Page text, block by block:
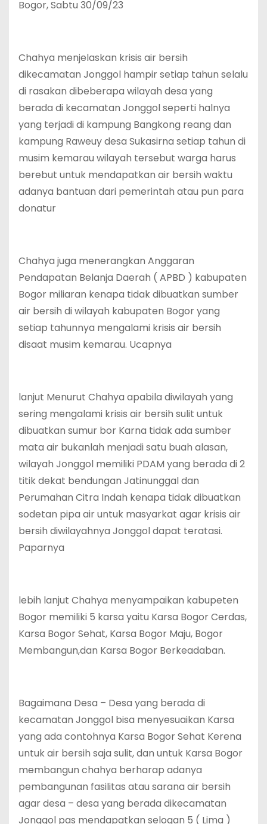
Bogor, Sabtu 30/09/23
Chahya menjelaskan krisis air bersih
dikecamatan Jonggol hampir setiap tahun selalu
di rasakan dibeberapa wilayah desa yang
berada di kecamatan Jonggol seperti halnya
yang terjadi di kampung Bangkong reang dan
kampung Raweuy desa Sukasirna setiap tahun di
musim kemarau wilayah tersebut warga harus
berebut untuk mendapatkan air bersih waktu
adanya bantuan dari pemerintah atau pun para
donatur
Chahya juga menerangkan Anggaran
Pendapatan Belanja Daerah ( APBD ) kabupaten
Bogor miliaran kenapa tidak dibuatkan sumber
air bersih di wilayah kabupaten Bogor yang
setiap tahunnya mengalami krisis air bersih
disaat musim kemarau. Ucapnya
lanjut Menurut Chahya apabila diwilayah yang
sering mengalami krisis air bersih sulit untuk
dibuatkan sumur bor Karna tidak ada sumber
mata air bukanlah menjadi satu buah alasan,
wilayah Jonggol memiliki PDAM yang berada di 2
titik dekat bendungan Jatinunggal dan
Perumahan Citra Indah kenapa tidak dibuatkan
sodetan pipa air untuk masyarkat agar krisis air
bersih diwilayahnya Jonggol dapat teratasi.
Paparnya
lebih lanjut Chahya menyampaikan kabupeten
Bogor memiliki 5 karsa yaitu Karsa Bogor Cerdas,
Karsa Bogor Sehat, Karsa Bogor Maju, Bogor
Membangun,dan Karsa Bogor Berkeadaban.
Bagaimana Desa – Desa yang berada di
kecamatan Jonggol bisa menyesuaikan Karsa
yang ada contohnya Karsa Bogor Sehat Kerena
untuk air bersih saja sulit, dan untuk Karsa Bogor
membangun chahya berharap adanya
pembangunan fasilitas atau sarana air bersih
agar desa – desa yang berada dikecamatan
Jonggol pas mendapatkan selogan 5 ( Lima )